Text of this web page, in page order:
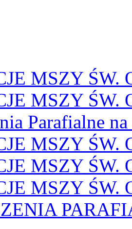
MSZY ŚW.
MSZY ŚW.
Parafialne
MSZY ŚW.
MSZY ŚW.
MSZY ŚW.